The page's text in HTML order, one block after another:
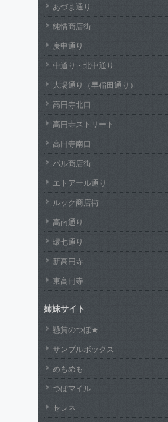
あづま通り
純情商店街
庚申通り
中通り・北中通り
大場通り（早稲田通り）
高円寺北口
高円寺ストリート
高円寺南口
パル商店街
エトアール通り
ルック商店街
高南通り
環七通り
新高円寺
東高円寺
姉妹サイト
懸賞のつぼ★
サンプルボックス
めもめも
つぼマイル
セレネ